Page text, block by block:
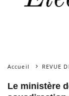
Accueil REVUE
Le ministère